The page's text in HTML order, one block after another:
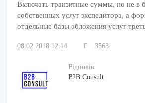
Включать транзитные суммы, но не в
собственных услуг экспедитора, а
отдельные базы обложения услуг
08.02.2018 12:14 3563
Відповів
B2B Consult